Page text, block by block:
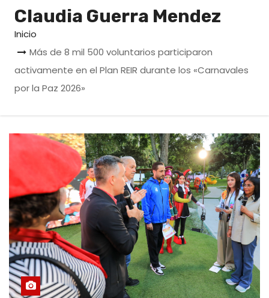
Claudia Guerra Mendez
Inicio
Más de 8 mil 500 voluntarios participaron
activamente en el Plan REIR durante los «Carnavales
por la Paz 2026»